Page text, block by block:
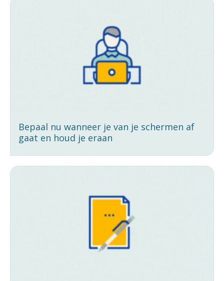
Bepaal nu wanneer je van je schermen af
gaat en houd je eraan